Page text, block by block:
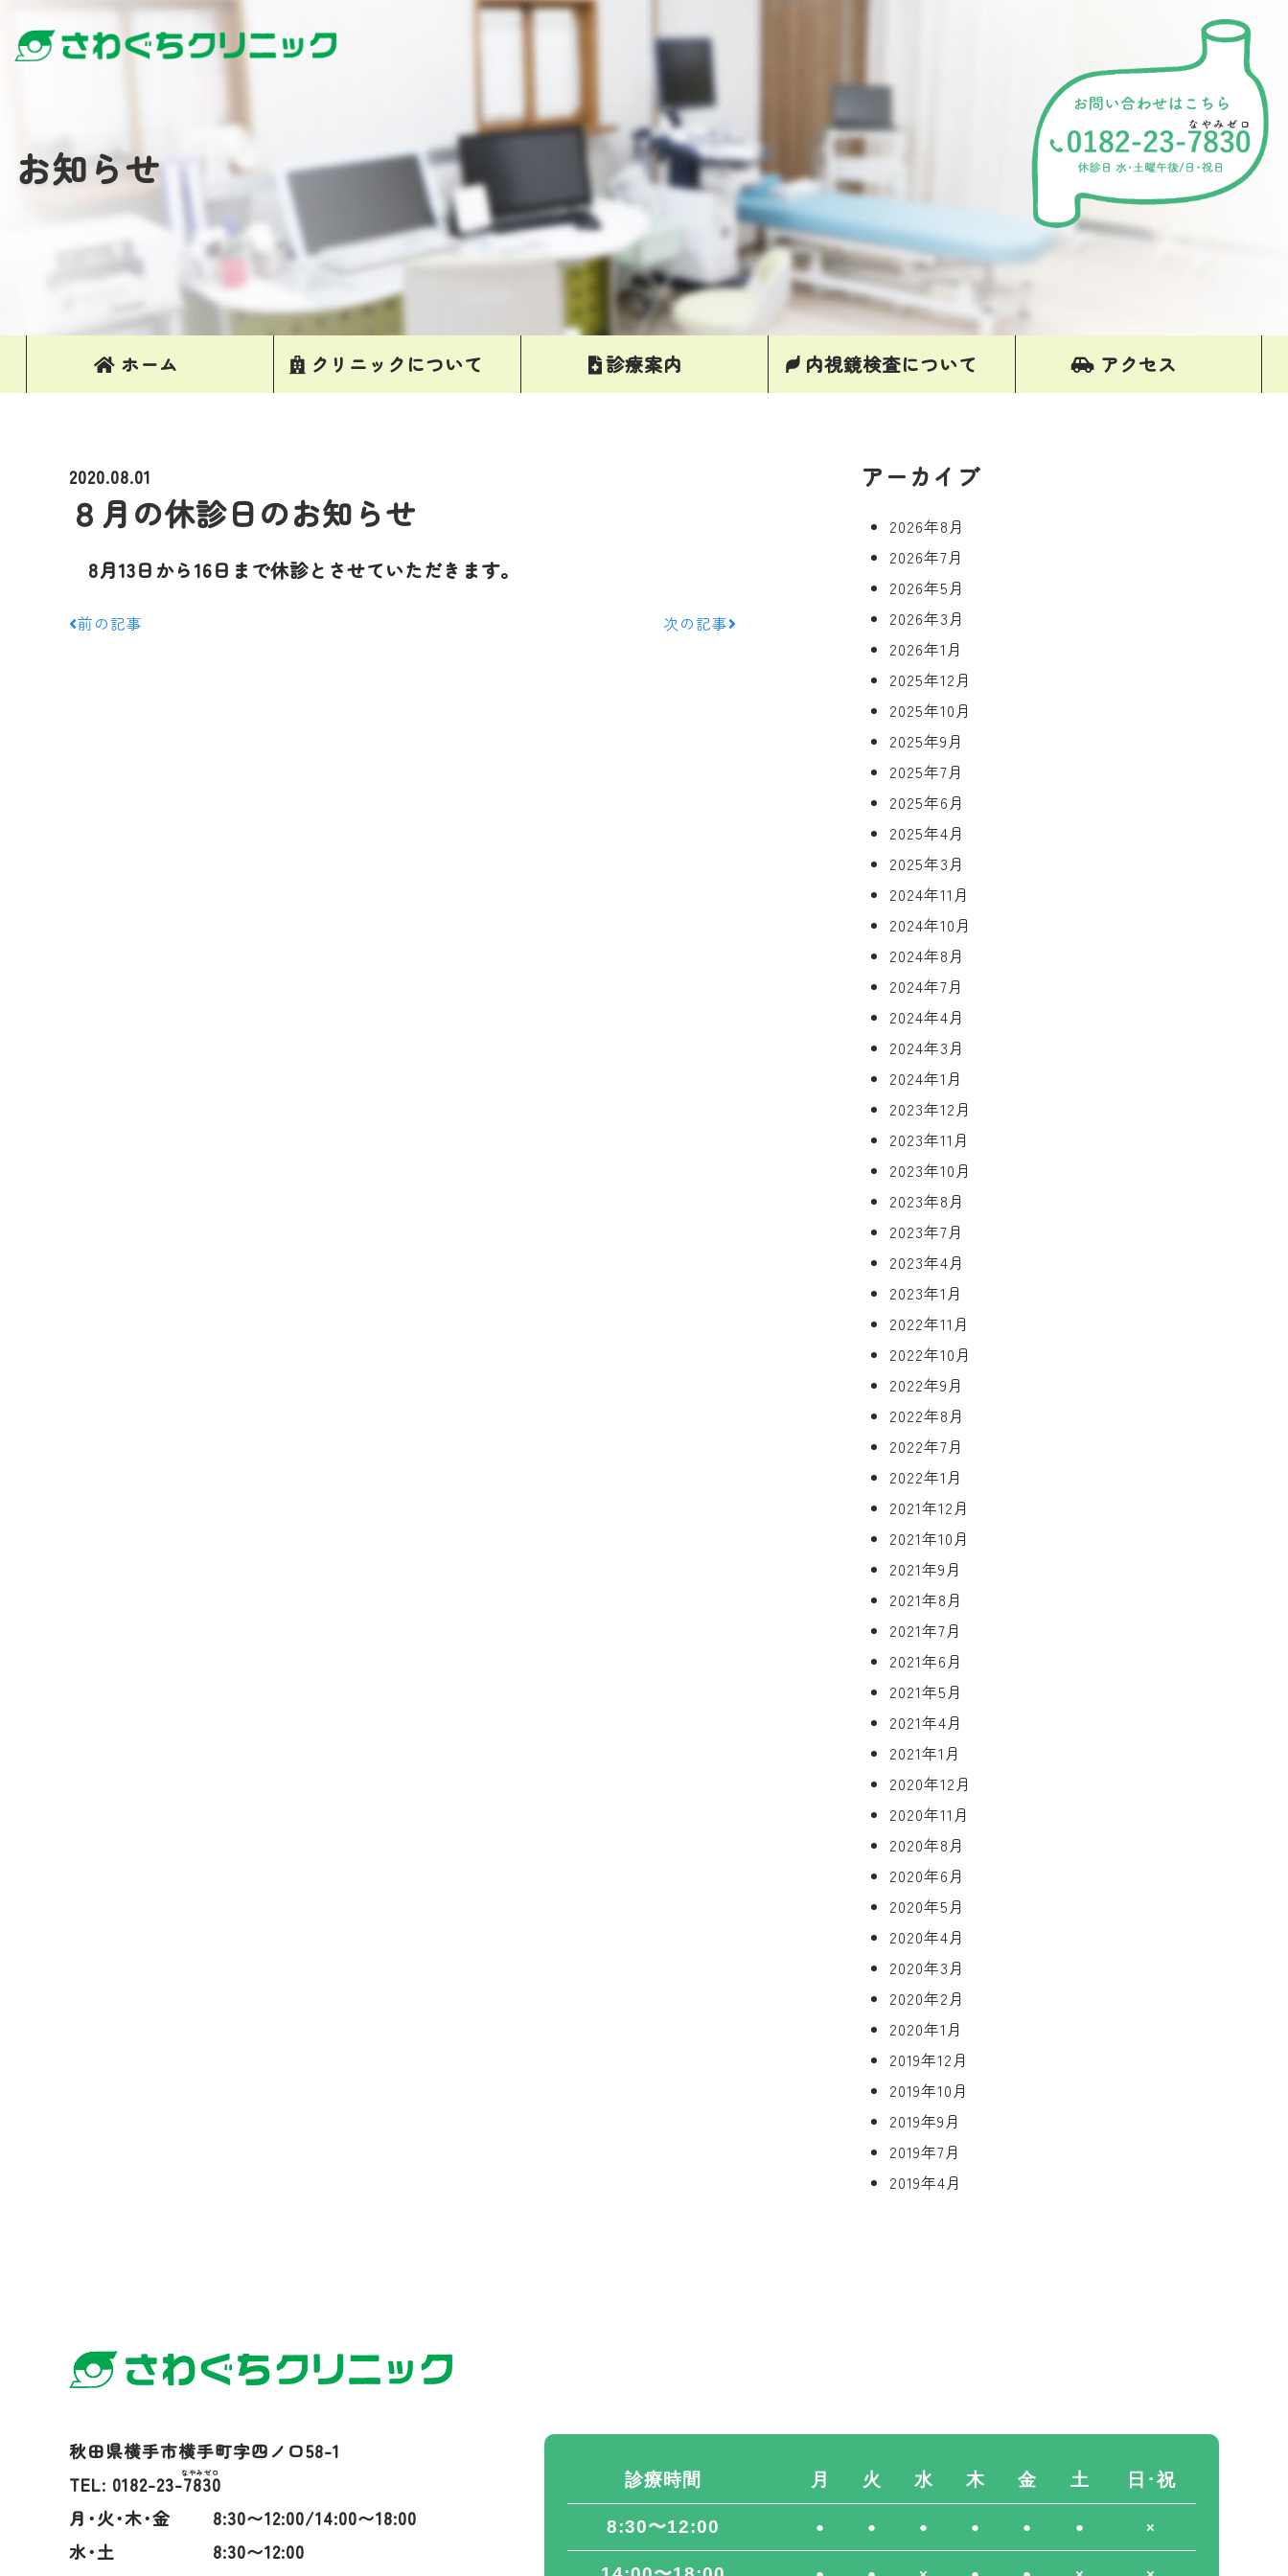
お知らせ
ホーム クリニックについて 診療案内 内視鏡検査について アクセス
2020.08.01
８月の休診日のお知らせ
8月13日から16日まで休診とさせていただきます。
前の記事 次の記事
アーカイブ
2026年8月
2026年7月
2026年5月
2026年3月
2026年1月
2025年12月
2025年10月
2025年9月
2025年7月
2025年6月
2025年4月
2025年3月
2024年11月
2024年10月
2024年8月
2024年7月
2024年4月
2024年3月
2024年1月
2023年12月
2023年11月
2023年10月
2023年8月
2023年7月
2023年4月
2023年1月
2022年11月
2022年10月
2022年9月
2022年8月
2022年7月
2022年1月
2021年12月
2021年10月
2021年9月
2021年8月
2021年7月
2021年6月
2021年5月
2021年4月
2021年1月
2020年12月
2020年11月
2020年8月
2020年6月
2020年5月
2020年4月
2020年3月
2020年2月
2020年1月
2019年12月
2019年10月
2019年9月
2019年7月
2019年4月
秋田県横手市横手町字四ノ口58-1
TEL: 0182-23-7830
月･火･木･金
8:30〜12:00/14:00〜18:00
水･土
8:30〜12:00
診療時間 月 火 水 木 金 土 日･祝
8:30〜12:00 ● ● ● ● ● ● ×